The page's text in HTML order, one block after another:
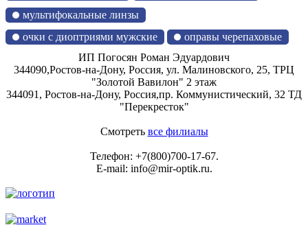
мультифокальные линзы
очки с диоптриями мужские
оправы черепаховые
ИП Погосян Роман Эдуардович
344090,Ростов-на-Дону, Россия, ул. Малиновского, 25, ТРЦ
"Золотой Вавилон" 2 этаж
344091, Ростов-на-Дону, Россия,пр. Коммунистический, 32 ТД
"Перекресток"
Смотреть все филиалы
Телефон: +7(800)700-17-67.
E-mail: info@mir-optik.ru.